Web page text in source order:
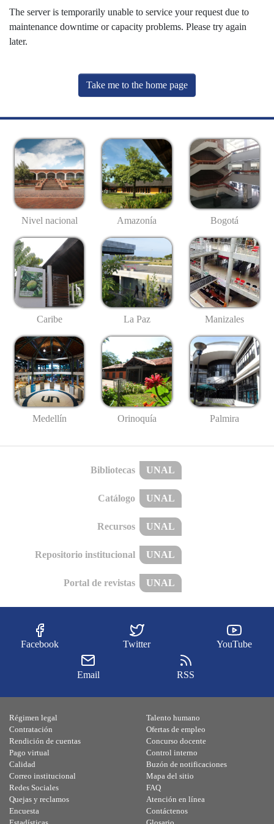
The server is temporarily unable to service your request due to
maintenance downtime or capacity problems. Please try again
later.
Take me to the home page
Nivel nacional Amazonía Bogotá
Caribe La Paz Manizales
Medellín Orinoquía Palmira
Bibliotecas UNAL
Catálogo UNAL
Recursos UNAL
Repositorio institucional UNAL
Portal de revistas UNAL
Facebook Twitter YouTube
Email RSS
Régimen legal
Contratación
Rendición de cuentas
Pago virtual
Calidad
Talento humano
Ofertas de empleo
Concurso docente
Control interno
Buzón de notificaciones
Correo institucional
Redes Sociales
Quejas y reclamos
Encuesta
Mapa del sitio
FAQ
Atención en línea
Contáctenos